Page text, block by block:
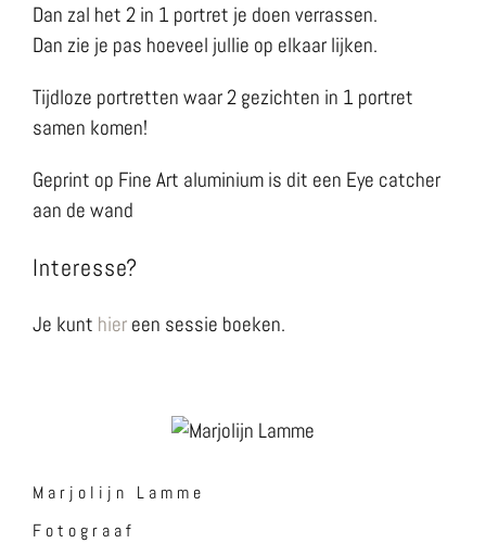
Dan zal het 2 in 1 portret je doen verrassen.
Dan zie je pas hoeveel jullie op elkaar lijken.
Tijdloze portretten waar 2 gezichten in 1 portret
samen komen!
Geprint op Fine Art aluminium is dit een Eye catcher
aan de wand
Interesse?
Je kunt hiereen sessie boeken.
Marjolijn Lamme
Fotograaf